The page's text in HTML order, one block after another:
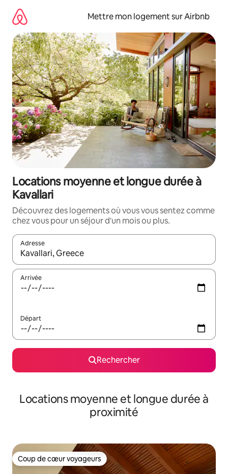
directement
contenu
Mettre mon logement sur Airbnb
Locations moyenne et longue durée à
Kavallari
Découvrez des logements où vous vous sentez comme
chez vous pour un séjour d'un mois ou plus.
Adresse
Lorsque les résultats s'affichent, utilisez les flèches vers le
Arrivée
Départ
Rechercher
Locations moyenne et longue durée à
proximité
Coup de cœur voyageurs
Coup de cœur voyageurs